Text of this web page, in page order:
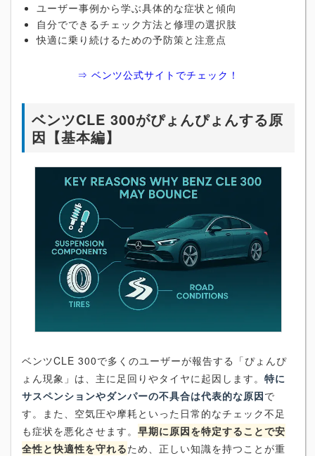
ユーザー事例から学ぶ具体的な症状と傾向
自分でできるチェック方法と修理の選択肢
快適に乗り続けるための予防策と注意点
⇒ ベンツ公式サイトでチェック！
ベンツCLE 300がぴょんぴょんする原
因【基本編】
ベンツCLE 300で多くのユーザーが報告する「ぴょんぴ
ょん現象」は、主に足回りやタイヤに起因します。 特に
サスペンションやダンパーの不具合は代表的な原因で
す。また、空気圧や摩耗といった日常的なチェック不足
も症状を悪化させます。 早期に原因を特定することで安
全性と快適性を守れるため、正しい知識を持つことが重